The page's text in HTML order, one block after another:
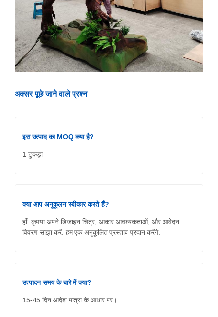
अक्सर पूछे जाने वाले प्रश्न
इस उत्पाद का MOQ क्या है?
1 टुकड़ा
क्या आप अनुकूलन स्वीकार करते हैं?
हाँ. कृपया अपने डिजाइन चित्र, आकार आवश्यकताओं, और आवेदन
विवरण साझा करें. हम एक अनुकूलित प्रस्ताव प्रदान करेंगे.
उत्पादन समय के बारे में क्या?
15-45 दिन आदेश मात्रा के आधार पर।